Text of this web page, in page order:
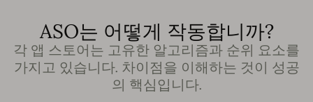
ASO는 어떻게 작동합니까?
각 앱 스토어는 고유한 알고리즘과 순위 요소를
가지고 있습니다. 차이점을 이해하는 것이 성공
의 핵심입니다.